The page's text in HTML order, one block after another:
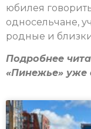
юбилея
односельчане,
родные и
Подробнее
«Пинежье» уже